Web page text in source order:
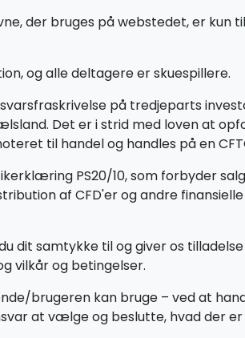
der bruges på webstedet, er
og alle deltagere er skuespillere.
på tredjeparts
Det er i strid med loven at
til handel og handles på en
PS20/10, som forbyder
af CFD'er og andre
dit samtykke til og giver os
vilkår og betingelser.
brugeren kan bruge – ved at
at vælge og beslutte, hvad der